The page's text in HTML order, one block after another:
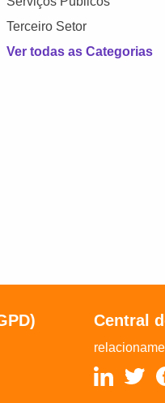
Terceiro Setor
Ver todas as Categorias
Central